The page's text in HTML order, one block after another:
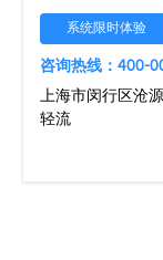
系统限时体验
咨询热线：400-
上海市闵行区沧
轻流